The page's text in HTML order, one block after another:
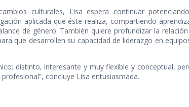
culturales, Lisa espera continuar
aplicada que éste realiza, compartiendo
de género. También quiere profundizar la
que desarrollen su capacidad de liderazgo en
distinto, interesante y muy flexible y conceptual,
concluye Lisa entusiasmada.